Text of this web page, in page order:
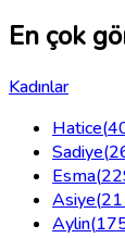
En çok
Kadınlar
Hatice(
Sadiye(
Esma(
Asiye(
Aylin(